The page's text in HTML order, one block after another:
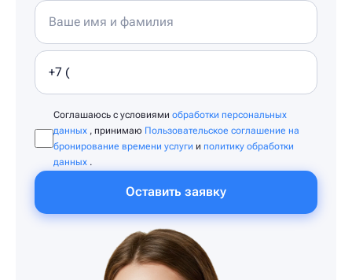
Соглашаюсь с условиями обработки персональных
данных , принимаю Пользовательское соглашение на
бронирование времени услуги и политику обработки
данных .
Оставить заявку